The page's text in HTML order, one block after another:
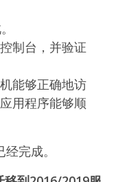
制台，并验证
能够正确地访
用程序能够顺
完成。